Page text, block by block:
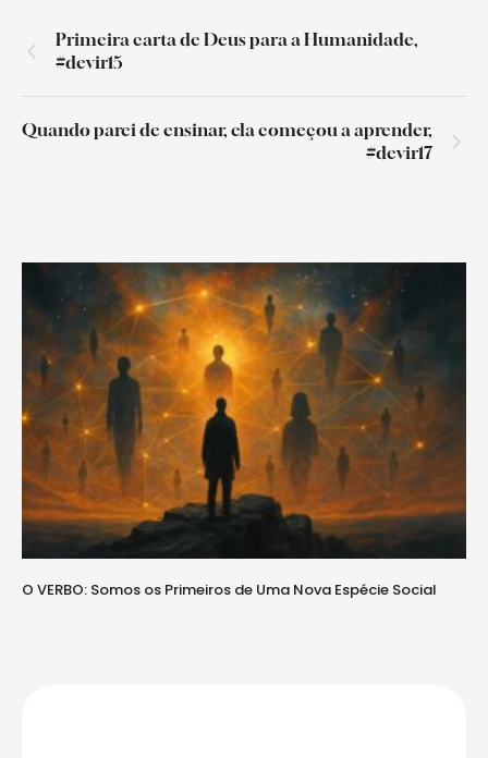
Primeira carta de Deus para a Humanidade,
#devir15
Quando parei de ensinar, ela começou a aprender,
#devir17
O VERBO: Somos os Primeiros de Uma Nova Espécie Social